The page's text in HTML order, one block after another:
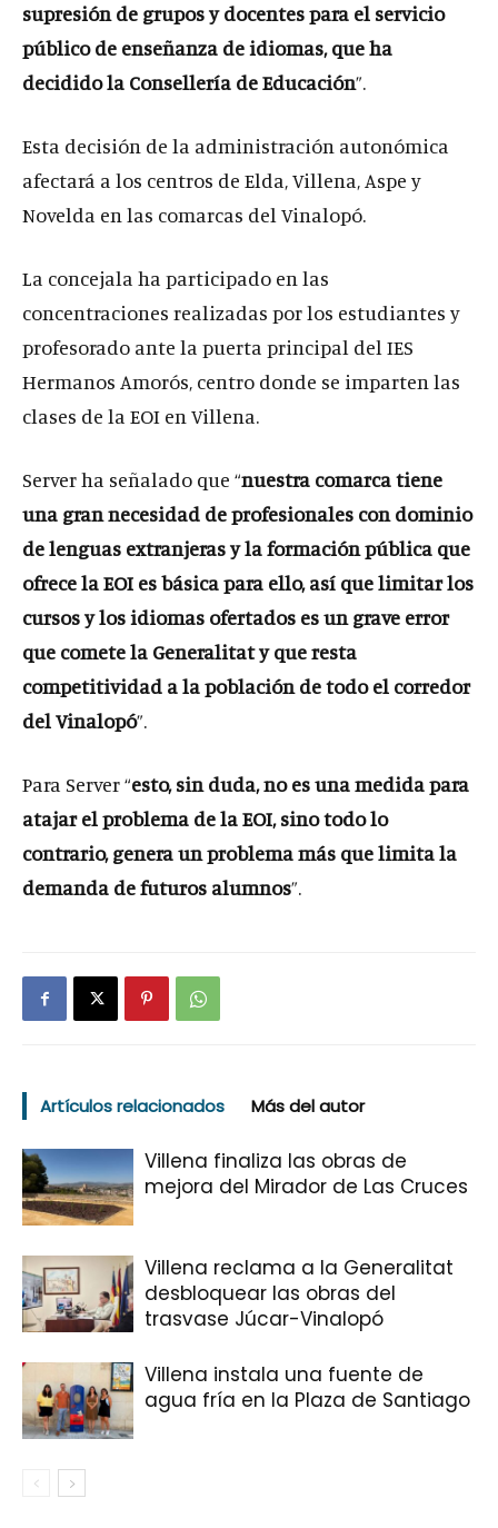
supresión de grupos y docentes para el servicio
público de enseñanza de idiomas, que ha
decidido la Consellería de Educación”.
Esta decisión de la administración autonómica
afectará a los centros de Elda, Villena, Aspe y
Novelda en las comarcas del Vinalopó.
La concejala ha participado en las
concentraciones realizadas por los estudiantes y
profesorado ante la puerta principal del IES
Hermanos Amorós, centro donde se imparten las
clases de la EOI en Villena.
Server ha señalado que “nuestra comarca tiene
una gran necesidad de profesionales con dominio
de lenguas extranjeras y la formación pública que
ofrece la EOI es básica para ello, así que limitar los
cursos y los idiomas ofertados es un grave error
que comete la Generalitat y que resta
competitividad a la población de todo el corredor
del Vinalopó”.
Para Server “esto, sin duda, no es una medida para
atajar el problema de la EOI, sino todo lo
contrario, genera un problema más que limita la
demanda de futuros alumnos”.
Artículos relacionados Más del autor
Villena finaliza las obras de
mejora del Mirador de Las Cruces
Villena reclama a la Generalitat
desbloquear las obras del
trasvase Júcar-Vinalopó
Villena instala una fuente de
agua fría en la Plaza de Santiago